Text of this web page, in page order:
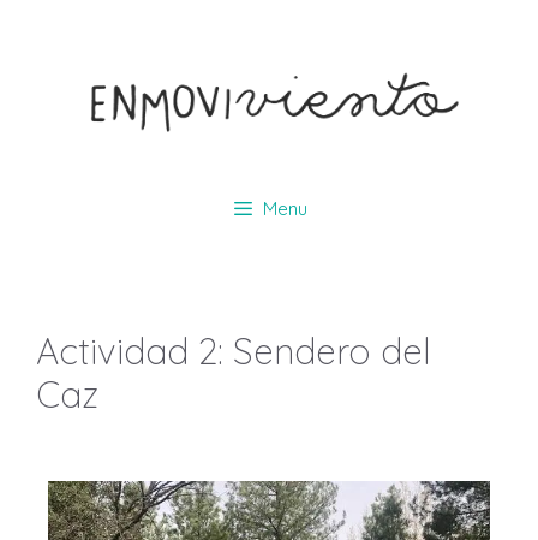
Menu
Actividad 2: Sendero del
Caz